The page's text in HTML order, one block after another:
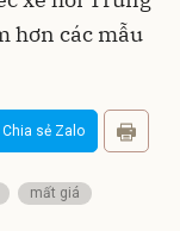
hơn các mẫu
Chia sẻ Zalo
mất giá